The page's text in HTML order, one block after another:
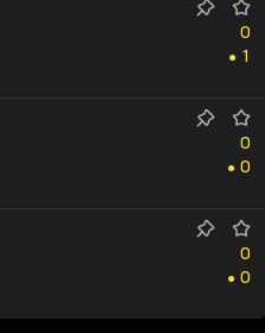
0
0
●
1
1
0
0
●
0
0
0
0
●
0
0